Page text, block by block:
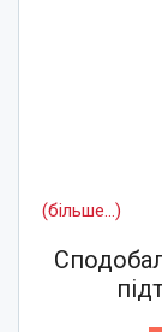
(більше…)